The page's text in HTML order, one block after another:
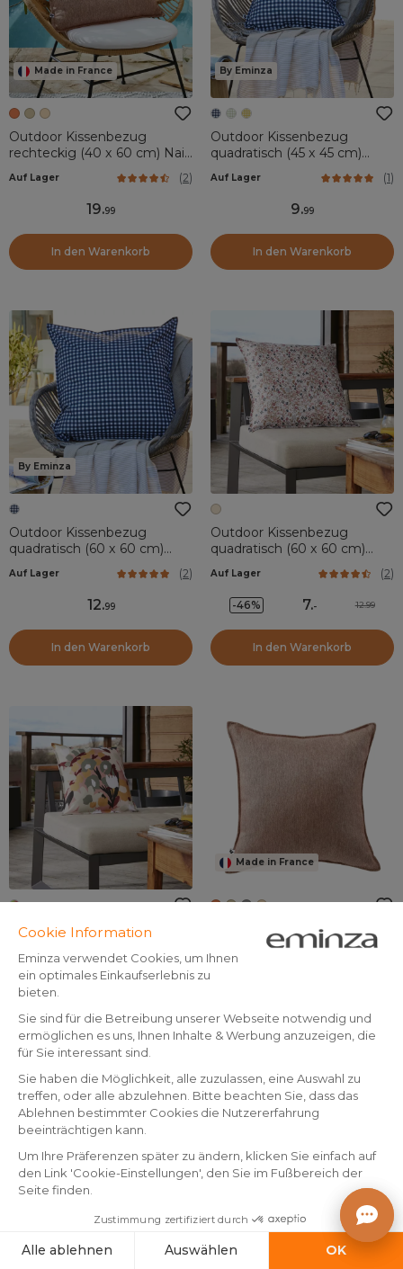
Made in France
Outdoor Kissenbezug
rechteckig (40 x 60 cm) Naia
Auf Lager (2)
19.99
In den Warenkorb
By Eminza
Outdoor Kissenbezug
quadratisch (45 x 45 cm)
Auf Lager (1)
9.99
In den Warenkorb
By Eminza
Outdoor Kissenbezug
quadratisch (60 x 60 cm)
Auf Lager (2)
12.99
In den Warenkorb
Outdoor Kissenbezug
quadratisch (60 x 60 cm)
Auf Lager (2)
-46% 7.- 12.99
In den Warenkorb
Outdoor Kissenbezug
Léane Mehrfarbig
Auf Lager
In den Warenkorb
Made in France
Outdoor Kissenbezug
quadratisch (60 x 60 cm)
Naia Korallenrot
In den Warenkorb